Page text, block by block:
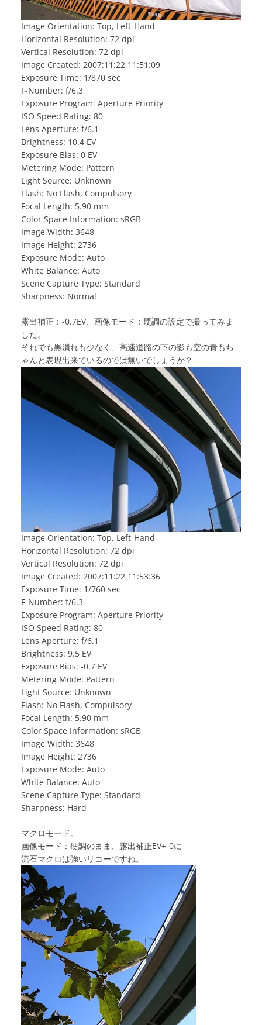
Image Orientation: Top, Left-Hand
Horizontal Resolution: 72 dpi
Vertical Resolution: 72 dpi
Image Created: 2007:11:22 11:51:09
Exposure Time: 1/870 sec
F-Number: f/6.3
Exposure Program: Aperture Priority
ISO Speed Rating: 80
Lens Aperture: f/6.1
Brightness: 10.4 EV
Exposure Bias: 0 EV
Metering Mode: Pattern
Light Source: Unknown
Flash: No Flash, Compulsory
Focal Length: 5.90 mm
Color Space Information: sRGB
Image Width: 3648
Image Height: 2736
Exposure Mode: Auto
White Balance: Auto
Scene Capture Type: Standard
Sharpness: Normal
露出補正：-0.7EV、画像モード：硬調の設定で撮ってみま
した。
それでも黒潰れも少なく、高速道路の下の影も空の青もち
ゃんと表現出来ているのでは無いでしょうか？
Image Orientation: Top, Left-Hand
Horizontal Resolution: 72 dpi
Vertical Resolution: 72 dpi
Image Created: 2007:11:22 11:53:36
Exposure Time: 1/760 sec
F-Number: f/6.3
Exposure Program: Aperture Priority
ISO Speed Rating: 80
Lens Aperture: f/6.1
Brightness: 9.5 EV
Exposure Bias: -0.7 EV
Metering Mode: Pattern
Light Source: Unknown
Flash: No Flash, Compulsory
Focal Length: 5.90 mm
Color Space Information: sRGB
Image Width: 3648
Image Height: 2736
Exposure Mode: Auto
White Balance: Auto
Scene Capture Type: Standard
Sharpness: Hard
マクロモード。
画像モード：硬調のまま、露出補正EV+-0に
流石マクロは強いリコーですね。